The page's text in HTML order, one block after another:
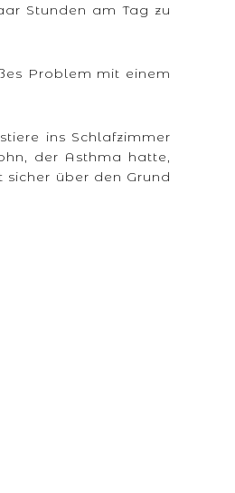
Stunden am Tag zu
Problem mit einem
ins Schlafzimmer
der Asthma hatte,
über den Grund